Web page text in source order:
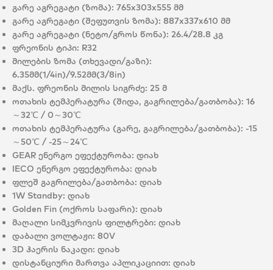
გარე აგრეგატი (ზომა): 765x303x555 მმ
გარე აგრეგატი (შეფუთვის ზომა): 887x337x610 მმ
გარე აგრეგატი (ნეტო/გროს წონა): 26.4/28.8 კგ
ფრეონის ტიპი: R32
მილების ზომა (თხევადი/გაზი):
6.35მმ(1/4in)/9.52მმ(3/8in)
მაქს. ფრეონის მილის სიგრძე: 25 მ
ოთახის ტემპერატურა (შიდა, გაგრილება/გათბობა): 16
～32℃ / 0～30℃
ოთახის ტემპერატურა (გარე, გაგრილება/გათბობა): -15
～50℃ / -25～24℃
GEAR ენერგო ეფექტურობა: დიახ
IECO ენერგო ეფექტურობა: დიახ
ფლეშ გაგრილება/გათბობა: დიახ
1W Standby: დიახ
Golden Fin (ოქროს საფარი): დიახ
მაღალი სიმკვრივის ფილტრები: დიახ
დაბალი ვოლტაჟი: 80V
3D ჰაერის ნაკადი: დიახ
დისტანციური მართვა აპლიკაციით: დიახ